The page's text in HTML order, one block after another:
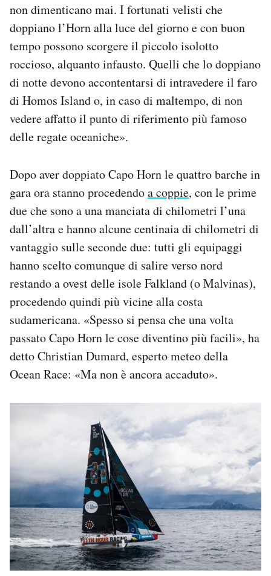
non dimenticano mai. I fortunati velisti che
doppiano l’Horn alla luce del giorno e con buon
tempo possono scorgere il piccolo isolotto
roccioso, alquanto infausto. Quelli che lo doppiano
di notte devono accontentarsi di intravedere il faro
di Homos Island o, in caso di maltempo, di non
vedere affatto il punto di riferimento più famoso
delle regate oceaniche».
Dopo aver doppiato Capo Horn le quattro barche in
gara ora stanno procedendoa coppie, con le prime
due che sono a una manciata di chilometri l’una
dall’altra e hanno alcune centinaia di chilometri di
vantaggio sulle seconde due: tutti gli equipaggi
hanno scelto comunque di salire verso nord
restando a ovest delle isole Falkland (o Malvinas),
procedendo quindi più vicine alla costa
sudamericana. «Spesso si pensa che una volta
passato Capo Horn le cose diventino più facili», ha
detto Christian Dumard, esperto meteo della
Ocean Race: «Ma non è ancora accaduto».